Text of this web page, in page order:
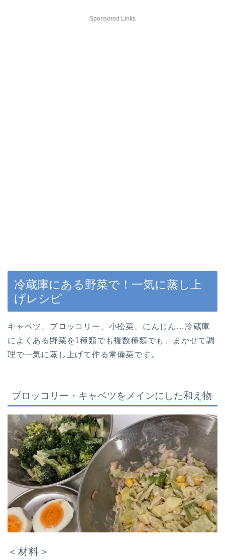
Sponsored Links
冷蔵庫にある野菜で！一気に蒸し上
げレシピ
キャベツ、ブロッコリー、小松菜、にんじん…冷蔵庫
によくある野菜を1種類でも複数種類でも、まかせて調
理で一気に蒸し上げて作る常備菜です。
ブロッコリー・キャベツをメインにした和え物
＜材料＞